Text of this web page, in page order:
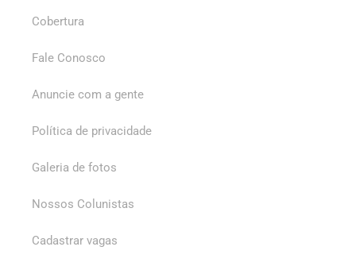
Cobertura
Fale Conosco
Anuncie com a gente
Política de privacidade
Galeria de fotos
Nossos Colunistas
Cadastrar vagas